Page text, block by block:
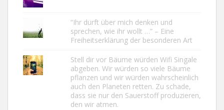
“Ihr dürft über mich denken und
sprechen, wie ihr wollt …” – Eine
Freiheitserklärung der besonderen Art
Stell dir vor Bäume würden Wifi Singale
abgeben. Wir würden so viele Bäume
pflanzen und wir würden wahrscheinlich
auch den Planeten retten. Zu schade,
dass sie nur den Sauerstoff produzieren,
den wir atmen.